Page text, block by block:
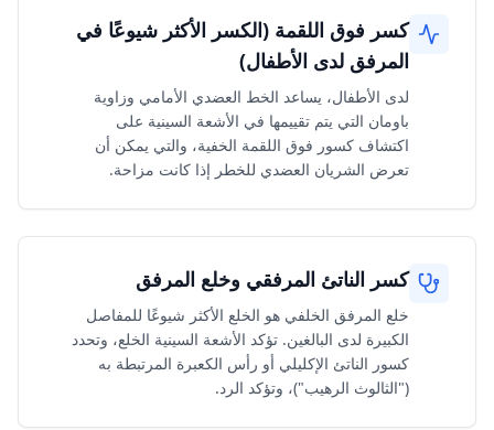
كسر فوق اللقمة (الكسر الأكثر شيوعًا في
المرفق لدى الأطفال)
لدى الأطفال، يساعد الخط العضدي الأمامي وزاوية
باومان التي يتم تقييمها في الأشعة السينية على
اكتشاف كسور فوق اللقمة الخفية، والتي يمكن أن
تعرض الشريان العضدي للخطر إذا كانت مزاحة.
كسر الناتئ المرفقي وخلع المرفق
خلع المرفق الخلفي هو الخلع الأكثر شيوعًا للمفاصل
الكبيرة لدى البالغين. تؤكد الأشعة السينية الخلع، وتحدد
كسور الناتئ الإكليلي أو رأس الكعبرة المرتبطة به
("الثالوث الرهيب")، وتؤكد الرد.